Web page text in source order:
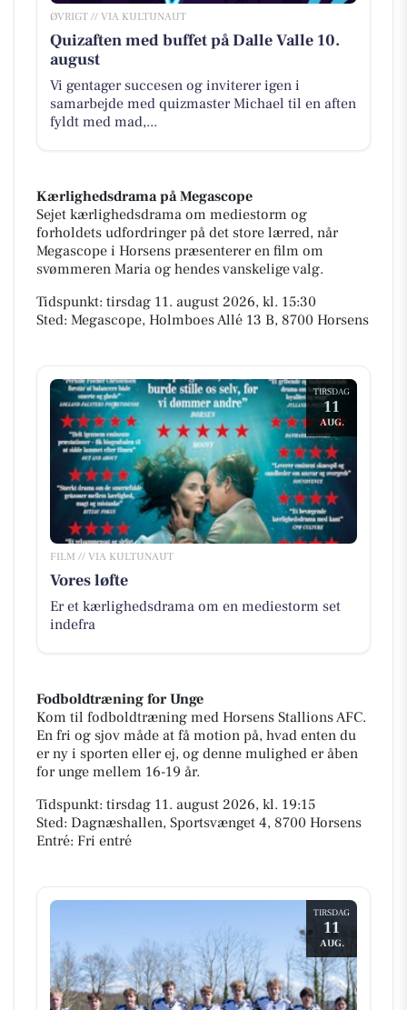
ØVRIGT // VIA KULTUNAUT
Quizaften med buffet på Dalle Valle 10.
august
Vi gentager succesen og inviterer igen i
samarbejde med quizmaster Michael til en aften
fyldt med mad,...
Kærlighedsdrama på Megascope
Sejet kærlighedsdrama om mediestorm og
forholdets udfordringer på det store lærred, når
Megascope i Horsens præsenterer en film om
svømmeren Maria og hendes vanskelige valg.
Tidspunkt: tirsdag 11. august 2026, kl. 15:30
Sted: Megascope, Holmboes Allé 13 B, 8700 Horsens
TIRSDAG
11
AUG.
FILM // VIA KULTUNAUT
Vores løfte
Er et kærlighedsdrama om en mediestorm set
indefra
Fodboldtræning for Unge
Kom til fodboldtræning med Horsens Stallions AFC.
En fri og sjov måde at få motion på, hvad enten du
er ny i sporten eller ej, og denne mulighed er åben
for unge mellem 16-19 år.
Tidspunkt: tirsdag 11. august 2026, kl. 19:15
Sted: Dagnæshallen, Sportsvænget 4, 8700 Horsens
Entré: Fri entré
TIRSDAG
11
AUG.